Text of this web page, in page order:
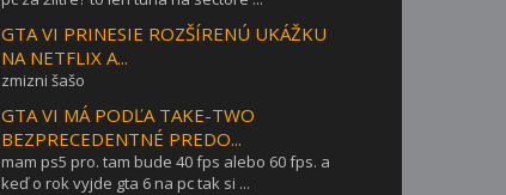
GTA VI PRINESIE ROZŠÍRENÚ UKÁŽKU
NA NETFLIX A...
zmizni šašo
GTA VI MÁ PODĽA TAKE-TWO
BEZPRECEDENTNÉ PREDO...
mam ps5 pro. tam bude 40 fps alebo 60 fps. a
keď o rok vyjde gta 6 na pc tak si ...